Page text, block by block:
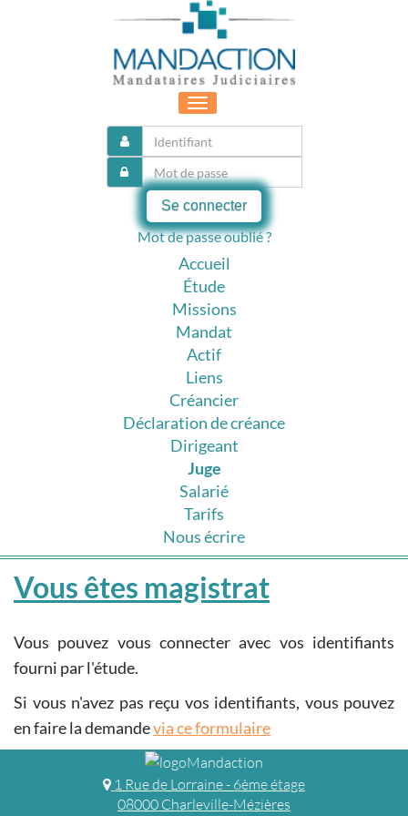
Toggle
navigation
Se connecter
Mot de passe oublié ?
Accueil
Étude
Missions
Mandat
Actif
Liens
Créancier
Déclaration de créance
Dirigeant
Juge
Salarié
Tarifs
Nous écrire
Vous êtes magistrat
Vous pouvez vous connecter avec vos identifiants
fourni par l'étude.
Si vous n'avez pas reçu vos identifiants, vous pouvez
en faire la demandevia ce formulaire
1 Rue de Lorraine - 6ème étage
08000 Charleville-Mézières